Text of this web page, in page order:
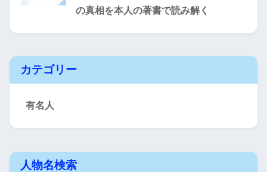
の真相を本人の著書で読み解く
カテゴリー
有名人
人物名検索